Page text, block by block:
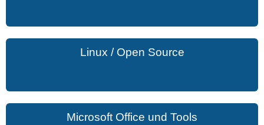
Linux / Open Source
Microsoft Office und Tools